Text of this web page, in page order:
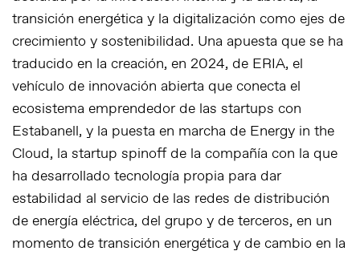
transición energética y la digitalización como ejes de
crecimiento y sostenibilidad. Una apuesta que se ha
traducido en la creación, en 2024, de ERIA, el
vehículo de innovación abierta que conecta el
ecosistema emprendedor de las startups con
Estabanell, y la puesta en marcha de Energy in the
Cloud, la startup spinoff de la compañía con la que
ha desarrollado tecnología propia para dar
estabilidad al servicio de las redes de distribución
de energía eléctrica, del grupo y de terceros, en un
momento de transición energética y de cambio en la